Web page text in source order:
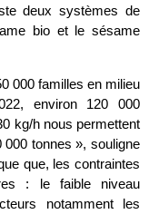
deux systèmes de
bio et le sésame
000 familles en milieu
environ 120 000
kg/h nous permettent
000 tonnes », souligne
que, les contraintes
: le faible niveau
notamment les